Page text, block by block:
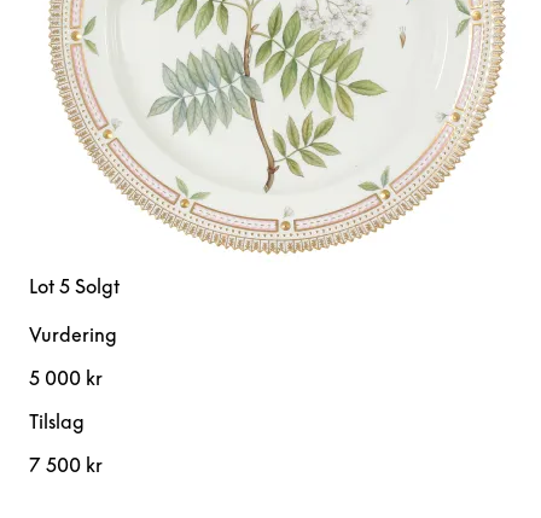
Lot 5 Solgt
Vurdering
5 000 kr
Tilslag
7 500 kr